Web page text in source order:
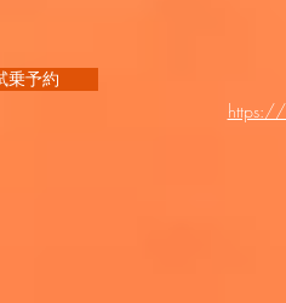
乗予約
https://